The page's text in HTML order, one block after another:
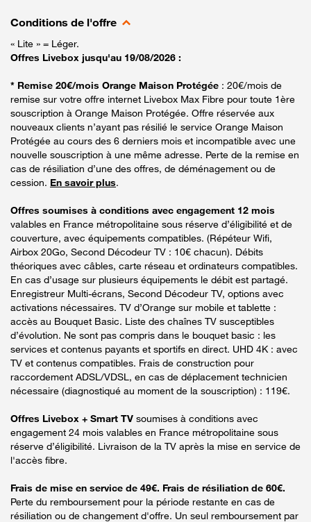
Conditions de l'offre
« Lite » = Léger.
Offres Livebox jusqu'au 19/08/2026 :
* Remise 20€/mois Orange Maison Protégée : 20€/mois de
remise sur votre offre internet Livebox Max Fibre pour toute 1ère
souscription à Orange Maison Protégée. Offre réservée aux
nouveaux clients n’ayant pas résilié le service Orange Maison
Protégée au cours des 6 derniers mois et incompatible avec une
nouvelle souscription à une même adresse. Perte de la remise en
cas de résiliation d’une des offres, de déménagement ou de
cession. En savoir plus.
Offres soumises à conditions avec engagement 12 mois
valables en France métropolitaine sous réserve d’éligibilité et de
couverture, avec équipements compatibles. (Répéteur Wifi,
Airbox 20Go, Second Décodeur TV : 10€ chacun). Débits
théoriques avec câbles, carte réseau et ordinateurs compatibles.
En cas d’usage sur plusieurs équipements le débit est partagé.
Enregistreur Multi-écrans, Second Décodeur TV, options avec
activations nécessaires. TV d’Orange sur mobile et tablette :
accès au Bouquet Basic. Liste des chaînes TV susceptibles
d’évolution. Ne sont pas compris dans le bouquet basic : les
services et contenus payants et sportifs en direct. UHD 4K : avec
TV et contenus compatibles. Frais de construction pour
raccordement ADSL/VDSL, en cas de déplacement technicien
nécessaire (diagnostiqué au moment de la souscription) : 119€.
Offres Livebox + Smart TV soumises à conditions avec
engagement 24 mois valables en France métropolitaine sous
réserve d’éligibilité. Livraison de la TV après la mise en service de
l'accès fibre.
Frais de mise en service de 49€. Frais de résiliation de 60€.
Perte du remboursement pour la période restante en cas de
résiliation ou de changement d'offre. Un seul remboursement par